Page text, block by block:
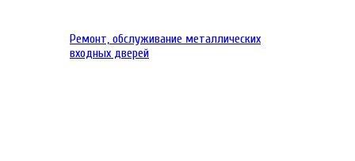
Ремонт, обслуживание металлических
входных дверей